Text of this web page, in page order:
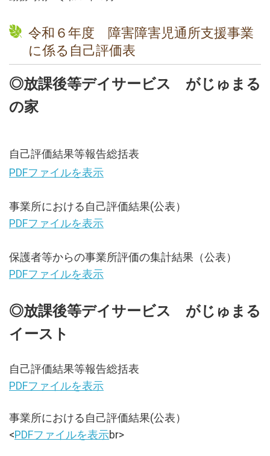
令和６年度 障害障害児通所支援事業
に係る自己評価表
◎放課後等デイサービス がじゅまる
の家
自己評価結果等報告総括表
PDFファイルを表示
事業所における自己評価結果(公表）
PDFファイルを表示
保護者等からの事業所評価の集計結果（公表）
PDFファイルを表示
◎放課後等デイサービス がじゅまる
イースト
自己評価結果等報告総括表
PDFファイルを表示
事業所における自己評価結果(公表）
<PDFファイルを表示br>